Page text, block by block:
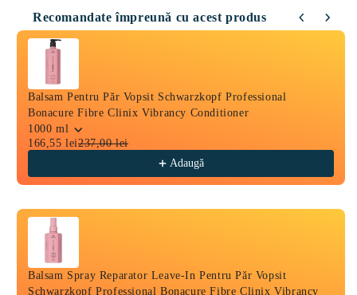
Bonacure
Fibre
Clinix
Vibrancy
Shampoo
Bonacure
Fibre
Recomandate împreună cu acest produs
Use the Previous and Next buttons to navigate through
Balsam Pentru Păr Vopsit Schwarzkopf Professional
Bonacure Fibre Clinix Vibrancy Conditioner
1000 ml
166,55 lei237,00 lei
Adaugă
Balsam Spray Reparator Leave-In Pentru Păr Vopsit
Schwarzkopf Professional Bonacure Fibre Clinix Vibrancy